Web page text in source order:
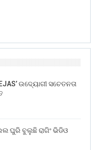
ଉଦ୍ୟୋଗୀ ସଚେତନତା
ଘୁରି ବୁଲୁଛି ରାଗିଂ ଭିଡିଓ